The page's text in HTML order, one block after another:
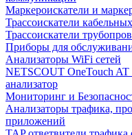
Маркероискатели и
Трассоискатели
Трассоискатели
Приборы для
Анализаторы WiFi сетей
NETSCOUT OneTouch AT
анализатор
Мониторинг и
Анализаторы трафика,
приложений